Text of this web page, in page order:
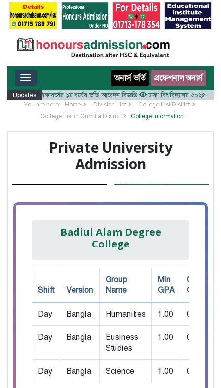
Toggle navigation অনার্স ভর্তি প্রফেশনাল অনার্স
Updates
২০২৫-২৬ শিক্ষাবর্ষের ১ম বর্ষের ভর্তি আবেদন বিজ্ঞপ্তি ঢাকা বিশ্ববিদ্যালয় ২০২৫-২৬
You are here: Home Division List
College List District
College List in Cumilla District
College Information
Private University
Admission
Badiul Alam Degree
College
Shift Version
Group
Name
Min
GPA
Own
GPA
Day Bangla Humanities 1.00 0.00
Day Bangla
Business
Studies
1.00 0.00
Day Bangla Science 1.00 0.00